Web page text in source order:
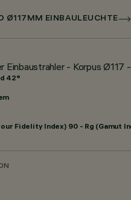
Ø117MM EINBAULEUCHTE
Einbaustrahler - Korpus Ø117
42°
Fidelity Index) 90 - Rg (Gamut